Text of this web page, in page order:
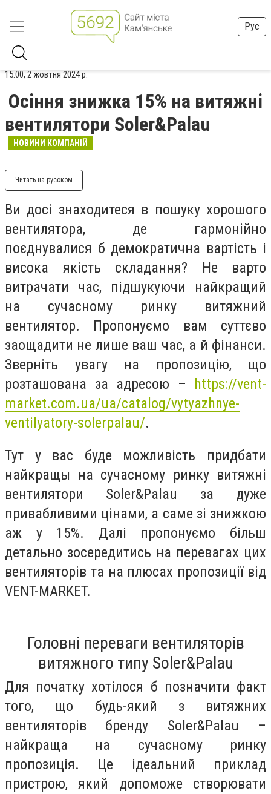
Рус
15:00, 2 жовтня 2024 р.
Осіння знижка 15% на витяжні
вентилятори Soler&Palau
НОВИНИ КОМПАНІЙ
Читать на русском
Ви досі знаходитеся в пошуку хорошого
вентилятора, де гармонійно
поєднувалися б демократична вартість і
висока якість складання? Не варто
витрачати час, підшукуючи найкращий
на сучасному ринку витяжний
вентилятор. Пропонуємо вам суттєво
заощадити не лише ваш час, а й фінанси.
Зверніть увагу на пропозицію, що
розташована за адресою –
https://vent-
market.com.ua/ua/catalog/vytyazhnye-
ventilyatory-solerpalau/.
Тут у вас буде можливість придбати
найкращы на сучасному ринку витяжні
вентилятори Soler&Palau за дуже
привабливими цінами, а саме зі знижкою
аж у 15%. Далі пропонуємо більш
детально зосередитись на перевагах цих
вентиляторів та на плюсах пропозиції від
VENT-MARKET.
Головні переваги вентиляторів
витяжного типу Soler&Palau
Для початку хотілося б позначити факт
того, що будь-який з витяжних
вентиляторів бренду Soler&Palau –
найкраща на сучасному ринку
пропозиція. Це ідеальний приклад
пристрою, який допоможе створювати